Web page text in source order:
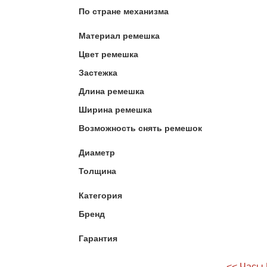
По стране механизма
Материал ремешка
Цвет ремешка
Застежка
Длина ремешка
Ширина ремешка
Возможность снять ремешок
Диаметр
Толщина
Категория
Бренд
Гарантия